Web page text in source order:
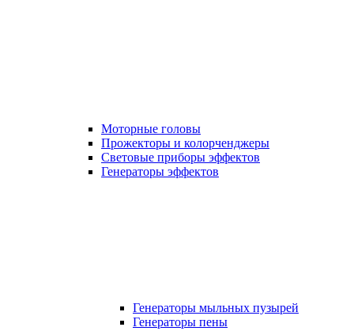
Моторные головы
Прожекторы и колорченджеры
Световые приборы эффектов
Генераторы эффектов
Генераторы мыльных пузырей
Генераторы пены